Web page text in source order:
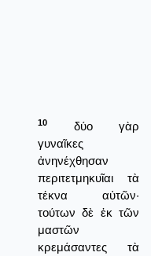
10
δύο γὰρ
γυναῖκες
ἀνηνέχθησαν
περιτετμηκυῖαι τὰ
τέκνα αὐτῶν·
τούτων δὲ ἐκ τῶν
μαστῶν
κρεμάσαντες τὰ